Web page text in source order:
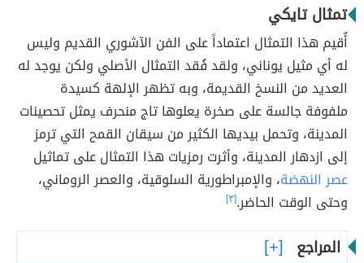
تمثال تايكي
أُقيم هذا التمثال اعتماداً على الفن الآشوري القديم وليس
له أي مثيل يوناني، ولقد فُقد التمثال الأصلي ولكن يوجد له
العديد من النسخ القديمة، وبه تظهر الإلهة كسيدة
ملفوفة جالسة على صخرة يعلوها تاج منحرف يمثل تحصينات
المدينة، وتحمل بيديها الكثير من سيقان القمح التي ترمز
إلى ازدهار المدينة، وأثرت رمزيات هذا التمثال على تماثيل
عصر النهضة، والإمبراطورية السلوقية، والعصر الروماني،
وحتى الوقت الحاضر.[٣]
المراجع